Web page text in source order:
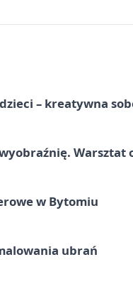
– kreatywna
Warsztat
w Bytomiu
ubrań